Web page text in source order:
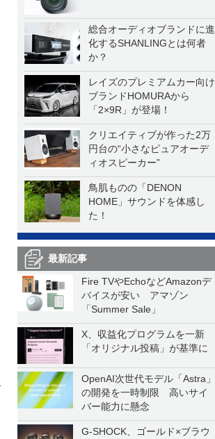
総合オーディオブランドに進
化するSHANLINGとは何者
か？
レイズのプレミアムカー向け
ブランドHOMURAから
「2×9R」が登場！
クリエイティブが作った2万
円台の“小さなピュアオーデ
ィオスピーカー”
鳥肌ものの「DENON
HOME」サウンドを体感し
た！
最新記事
Fire TVやEchoなどAmazonデ
バイスが安い アマゾン
「Summer Sale」
X、収益化プログラムを一新
「オリジナル投稿」が基準に
OpenAI次世代モデル「Astra」
の開発を一時制限 高いサイ
バー能力に懸念
G-SHOCK、ゴールド×ブラウ